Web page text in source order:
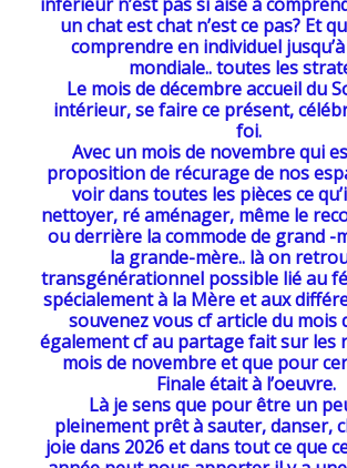
un chat est chat n’est ce pas? Et
comprendre en individuel
mondiale.. toutes les
Le mois de décembre accueil du
intérieur, se faire ce présent,
foi.
Avec un mois de novembre qui
proposition de récurage de nos
voir dans toutes les pièces ce
nettoyer, ré aménager, même le
ou derrière la commode de grand -
la grande-mère.. là on
transgénérationnel possible lié au
spécialement à la Mère et aux
souvenez vous cf article du mois
également cf au partage fait sur les
mois de novembre et que pour
Finale était à l’oeuvre.
Là je sens que pour être un
pleinement prêt à sauter, danser,
joie dans 2026 et dans tout ce que